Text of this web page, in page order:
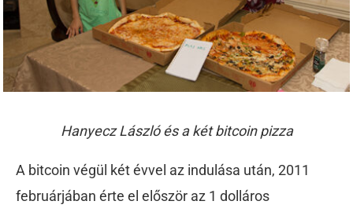
Hanyecz László és a két bitcoin pizza
A bitcoin végül két évvel az indulása után, 2011
februárjában érte el először az 1 dolláros